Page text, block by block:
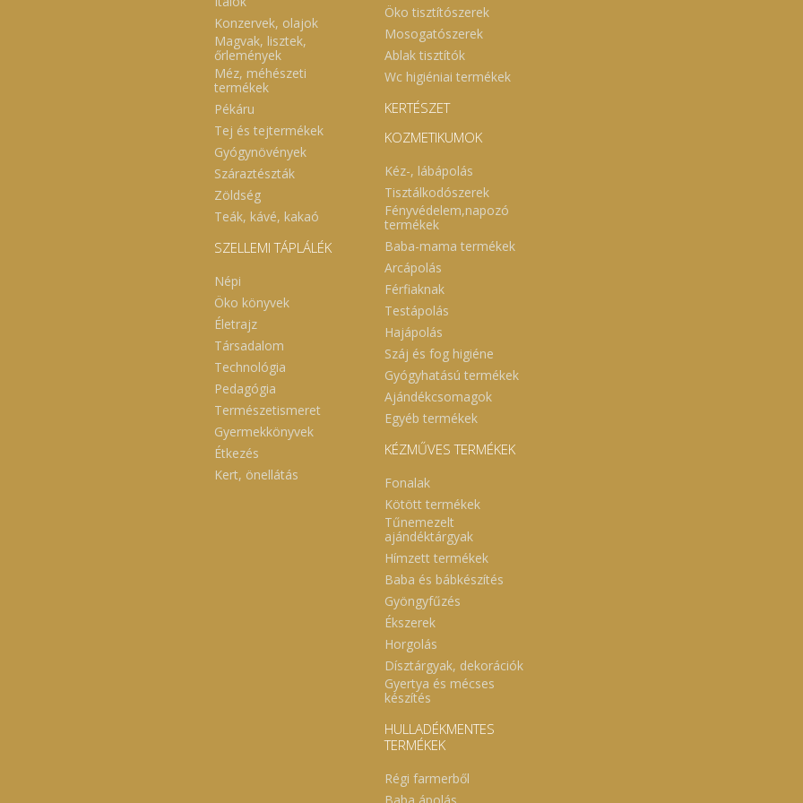
Konzervek, olajok
Magvak, lisztek,
őrlemények
Méz, méhészeti
termékek
Pékáru
Tej és tejtermékek
Gyógynövények
Száraztészták
Zöldség
Teák, kávé, kakaó
SZELLEMI TÁPLÁLÉK
Népi
Öko könyvek
Életrajz
Társadalom
Technológia
Pedagógia
Természetismeret
Gyermekkönyvek
Étkezés
Kert, önellátás
Öko tisztítószerek
Mosogatószerek
Ablak tisztítók
Wc higiéniai termékek
KERTÉSZET
KOZMETIKUMOK
Kéz-, lábápolás
Tisztálkodószerek
Fényvédelem,napozó
termékek
Baba-mama termékek
Arcápolás
Férfiaknak
Testápolás
Hajápolás
Száj és fog higiéne
Gyógyhatású termékek
Ajándékcsomagok
Egyéb termékek
KÉZMŰVES TERMÉKEK
Fonalak
Kötött termékek
Tűnemezelt
ajándéktárgyak
Hímzett termékek
Baba és bábkészítés
Gyöngyfűzés
Ékszerek
Horgolás
Dísztárgyak, dekorációk
Gyertya és mécses
készítés
HULLADÉKMENTES
TERMÉKEK
Régi farmerből